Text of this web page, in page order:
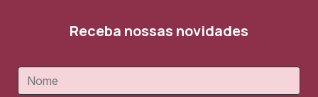
Receba nossas novidades